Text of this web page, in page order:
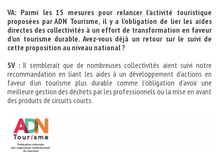
VA: Parmi les 15 mesures pour relancer l’activité touristique
proposées par ADN Tourisme, il y a l’obligation de lier les aides
directes des collectivités à un effort de transformation en faveur
d’un tourisme durable. Avez-vous déjà un retour sur le suivi de
cette proposition au niveau national ?
SV :Il semblerait que de nombreuses collectivités aient suivi notre
recommandation en liant les aides à un développement d’actions en
faveur d’un tourisme plus durable comme l’obligation d’avoir une
meilleure gestion des déchets par les professionnels ou la mise en avant
des produits de circuits courts.